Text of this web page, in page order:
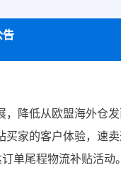
告
，降低从欧盟海外仓
买家的客户体验，速
单尾程物流补贴活动